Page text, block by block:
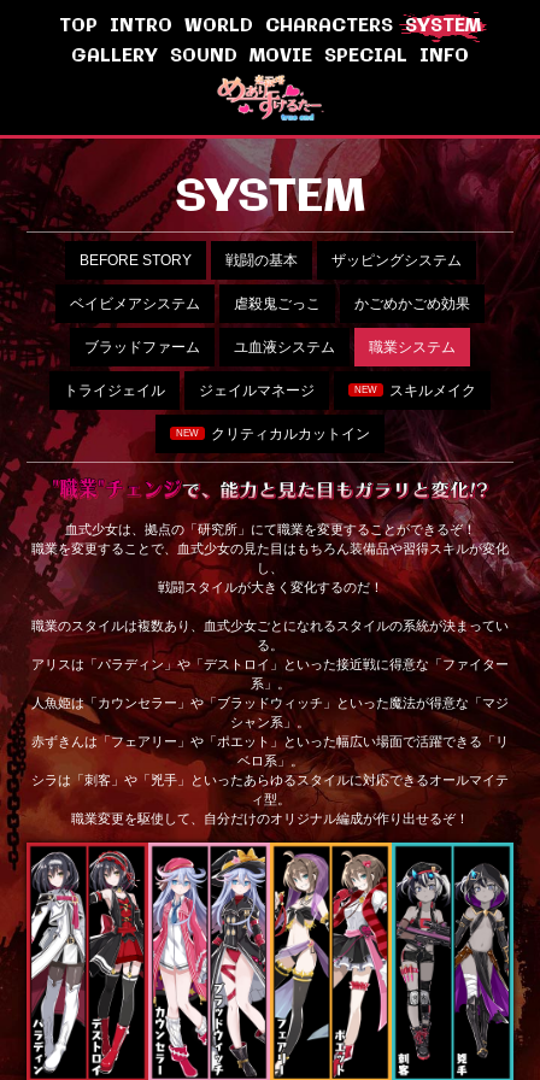
TOP INTRO WORLD CHARACTERS SYSTEM
GALLERY SOUND MOVIE SPECIAL INFO
SYSTEM
BEFORE STORY 戦闘の基本 ザッピングシステム
ベイビメアシステム 虐殺鬼ごっこ かごめかごめ効果
ブラッドファーム ユ血液システム 職業システム
トライジェイル ジェイルマネージ NEW スキルメイク
NEW クリティカルカットイン
血式少女は、拠点の「研究所」にて職業を変更することができるぞ！
職業を変更することで、血式少女の見た目はもちろん装備品や習得スキルが変化
し、
戦闘スタイルが大きく変化するのだ！
職業のスタイルは複数あり、血式少女ごとになれるスタイルの系統が決まってい
る。
アリスは「パラディン」や「デストロイ」といった接近戦に得意な「ファイター
系」。
人魚姫は「カウンセラー」や「ブラッドウィッチ」といった魔法が得意な「マジ
シャン系」。
赤ずきんは「フェアリー」や「ポエット」といった幅広い場面で活躍できる「リ
ベロ系」。
シラは「刺客」や「兇手」といったあらゆるスタイルに対応できるオールマイテ
ィ型。
職業変更を駆使して、自分だけのオリジナル編成が作り出せるぞ！